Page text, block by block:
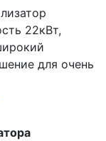
22кВт,
для очень